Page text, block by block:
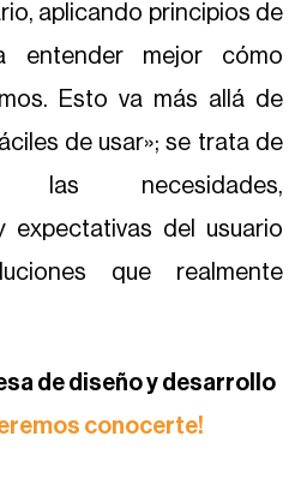
aplicando principios de
entender mejor cómo
Esto va más allá de
de usar»; se trata de
las necesidades,
expectativas del usuario
que realmente
de diseño y desarrollo
conocerte!